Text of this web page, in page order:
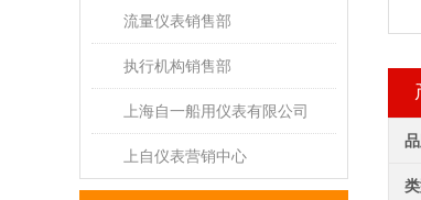
流量仪表销售部
执行机构销售部
上海自一船用仪表有限公司
上自仪表营销中心